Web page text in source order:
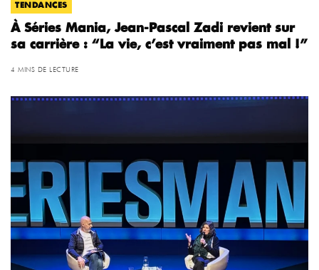
TENDANCES
À Séries Mania, Jean-Pascal Zadi revient sur
sa carrière : “La vie, c’est vraiment pas mal !”
4 MINS DE LECTURE